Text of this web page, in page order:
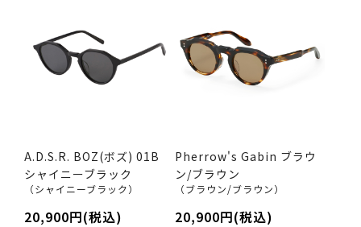
A.D.S.R. BOZ(ボズ) 01B
シャイニーブラック
（シャイニーブラック）
20,900円(税込)
Pherrow's Gabin ブラウ
ン/ブラウン
（ブラウン/ブラウン）
20,900円(税込)